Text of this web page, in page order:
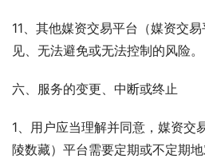
11、其他媒资交易平台（媒资交
见、无法避免或无法控制的风险。
六、服务的变更、中断或终止
1、用户应当理解并同意，媒资交
陵数藏）平台需要定期或不定期